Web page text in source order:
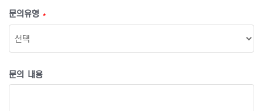
문의유형 *
문의 내용